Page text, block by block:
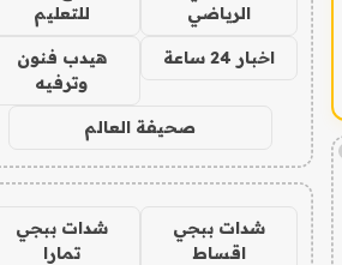
الرياضي
للتعليم
اخبار 24 ساعة
هيدب فنون
وترفيه
صحيفة العالم
شدات ببجي
اقساط
شدات ببجي
تمارا